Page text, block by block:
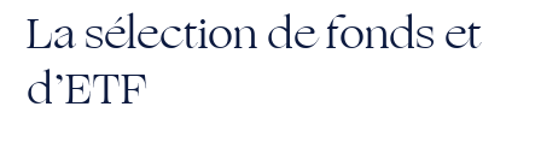
La sélection de fonds et
d’ETF